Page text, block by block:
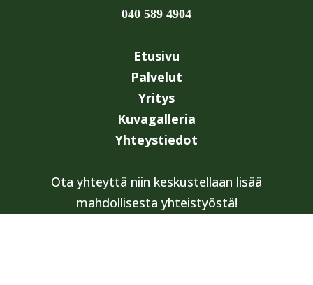
040 589 4904
Etusivu
Palvelut
Yritys
Kuvagalleria
Yhteystiedot
Ota yhteyttä niin keskustellaan lisää
mahdollisesta yhteistyöstä!